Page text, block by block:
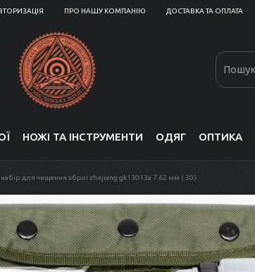
ПРО НАШУ КОМПАНІЮ ДОСТАВКА ТА ОПЛАТА
НОЖІ ТА ІНСТРУМЕНТИ ОДЯГ ОПТИКА
набір для чищення зброї zhejiang gk13013a 7.62 мм (.30)